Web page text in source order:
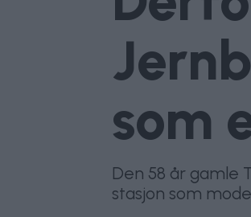
som
Den 58 år gamle
stasjon som